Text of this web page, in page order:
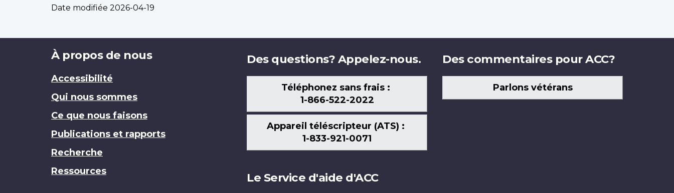
Date modifiée 2026-04-19
Brand
À propos de nous
Accessibilité
Qui nous sommes
Ce que nous faisons
Publications et rapports
Recherche
Ressources
Des questions? Appelez-nous.
Téléphonez sans frais :
1-866-522-2022
Appareil téléscripteur (ATS) :
1-833-921-0071
Des commentaires pour ACC?
Parlons vétérans
Le Service d'aide d'ACC